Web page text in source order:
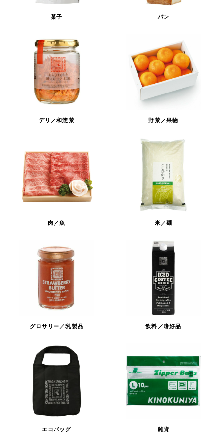
菓子 パン
デリ／和惣菜 野菜／果物
肉／魚 米／麺
グロサリー／乳製品 飲料／嗜好品
エコバッグ 雑貨